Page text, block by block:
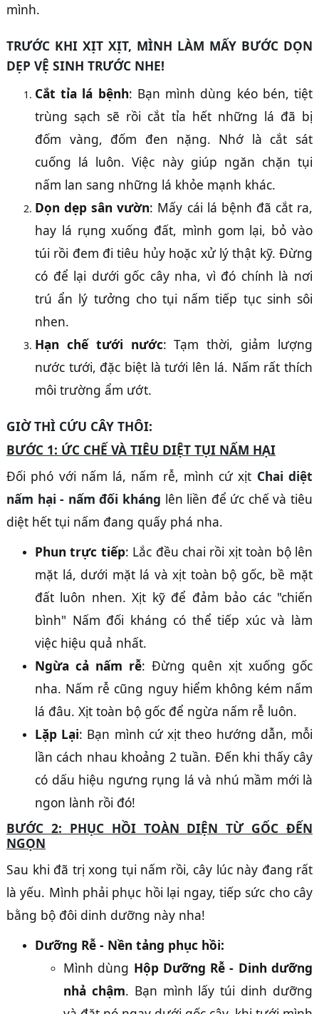
mình.
TRƯỚC KHI XỊT XỊT, MÌNH LÀM MẤY BƯỚC DỌN
DẸP VỆ SINH TRƯỚC NHE!
Cắt tỉa lá bệnh: Bạn mình dùng kéo bén, tiệt
trùng sạch sẽ rồi cắt tỉa hết những lá đã bị
đốm vàng, đốm đen nặng. Nhớ là cắt sát
cuống lá luôn. Việc này giúp ngăn chặn tụi
nấm lan sang những lá khỏe mạnh khác.
Dọn dẹp sân vườn: Mấy cái lá bệnh đã cắt ra,
hay lá rụng xuống đất, mình gom lại, bỏ vào
túi rồi đem đi tiêu hủy hoặc xử lý thật kỹ. Đừng
có để lại dưới gốc cây nha, vì đó chính là nơi
trú ẩn lý tưởng cho tụi nấm tiếp tục sinh sôi
nhen.
Hạn chế tưới nước: Tạm thời, giảm lượng
nước tưới, đặc biệt là tưới lên lá. Nấm rất thích
môi trường ẩm ướt.
GIỜ THÌ CỨU CÂY THÔI:
BƯỚC 1: ỨC CHẾ VÀ TIÊU DIỆT TỤI NẤM HẠI
Đối phó với nấm lá, nấm rễ, mình cứ xịt Chai diệt
nấm hại - nấm đối kháng lên liền để ức chế và tiêu
diệt hết tụi nấm đang quấy phá nha.
Phun trực tiếp: Lắc đều chai rồi xịt toàn bộ lên
mặt lá, dưới mặt lá và xịt toàn bộ gốc, bề mặt
đất luôn nhen. Xịt kỹ để đảm bảo các "chiến
bình" Nấm đối kháng có thể tiếp xúc và làm
việc hiệu quả nhất.
Ngừa cả nấm rễ: Đừng quên xịt xuống gốc
nha. Nấm rễ cũng nguy hiểm không kém nấm
lá đâu. Xịt toàn bộ gốc để ngừa nấm rễ luôn.
Lặp Lại: Bạn mình cứ xịt theo hướng dẫn, mỗi
lần cách nhau khoảng 2 tuần. Đến khi thấy cây
có dấu hiệu ngưng rụng lá và nhú mầm mới là
ngon lành rồi đó!
BƯỚC 2: PHỤC HỒI TOÀN DIỆN TỪ GỐC ĐẾN
NGỌN
Sau khi đã trị xong tụi nấm rồi, cây lúc này đang rất
là yếu. Mình phải phục hồi lại ngay, tiếp sức cho cây
bằng bộ đôi dinh dưỡng này nha!
Dưỡng Rễ - Nền tảng phục hồi:
Mình dùng Hộp Dưỡng Rễ - Dinh dưỡng
nhả chậm. Bạn mình lấy túi dinh dưỡng